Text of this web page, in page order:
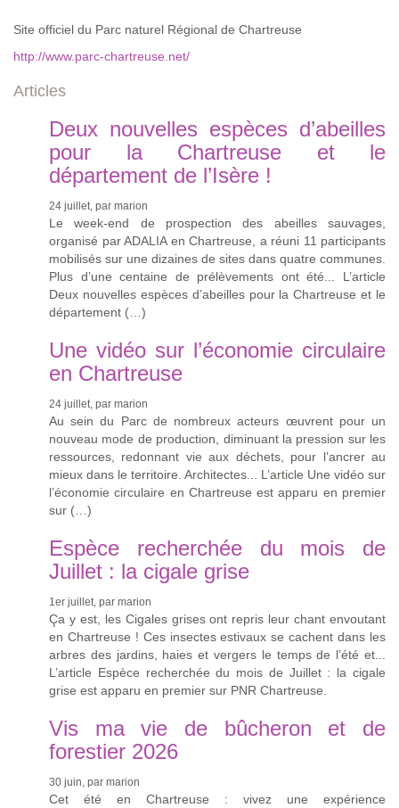
Site officiel du Parc naturel Régional de Chartreuse
http://www.parc-chartreuse.net/
Articles
Deux nouvelles espèces d’abeilles
pour la Chartreuse et le
département de l’Isère !
24 juillet, par marion
Le week-end de prospection des abeilles sauvages,
organisé par ADALIA en Chartreuse, a réuni 11 participants
mobilisés sur une dizaines de sites dans quatre communes.
Plus d’une centaine de prélèvements ont été... L’article
Deux nouvelles espèces d’abeilles pour la Chartreuse et le
département (…)
Une vidéo sur l’économie circulaire
en Chartreuse
24 juillet, par marion
Au sein du Parc de nombreux acteurs œuvrent pour un
nouveau mode de production, diminuant la pression sur les
ressources, redonnant vie aux déchets, pour l’ancrer au
mieux dans le territoire. Architectes... L’article Une vidéo sur
l’économie circulaire en Chartreuse est apparu en premier
sur (…)
Espèce recherchée du mois de
Juillet : la cigale grise
1er juillet, par marion
Ça y est, les Cigales grises ont repris leur chant envoutant
en Chartreuse ! Ces insectes estivaux se cachent dans les
arbres des jardins, haies et vergers le temps de l’été et...
L’article Espèce recherchée du mois de Juillet : la cigale
grise est apparu en premier sur PNR Chartreuse.
Vis ma vie de bûcheron et de
forestier 2026
30 juin, par marion
Cet été en Chartreuse : vivez une expérience